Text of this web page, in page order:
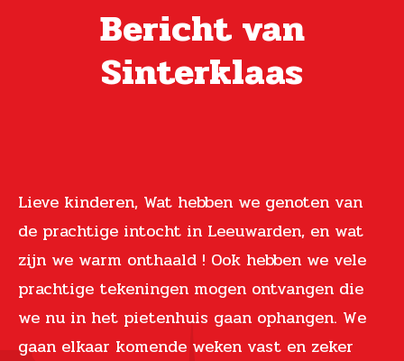
Bericht van
Sinterklaas
Lieve kinderen, Wat hebben we genoten van
de prachtige intocht in Leeuwarden, en wat
zijn we warm onthaald ! Ook hebben we vele
prachtige tekeningen mogen ontvangen die
we nu in het pietenhuis gaan ophangen. We
gaan elkaar komende weken vast en zeker